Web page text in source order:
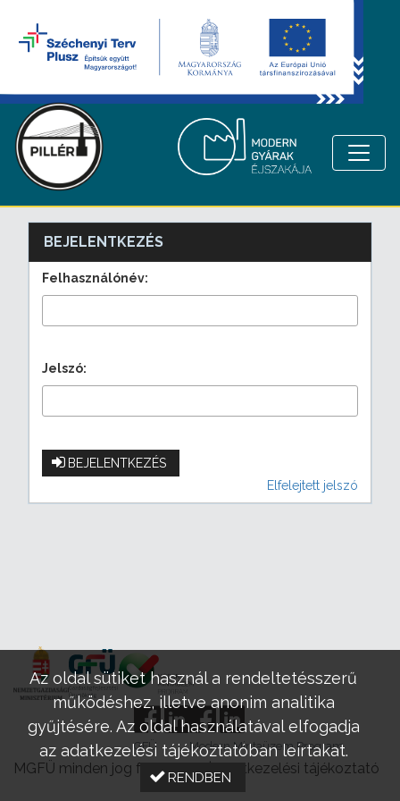
BEJELENTKEZÉS
Felhasználónév:
Jelszó:
BEJELENTKEZÉS
Elfelejtett jelszó
GFÜ Modern Mintaüzem Program
MGFÜ minden jog fenntartva |Adatkezelési tájékoztató
Az oldal sütiket használ a rendeltetésszerű
működéshez, illetve anonim analitika
gyűjtésére. Az oldal használatával elfogadja
az adatkezelési tájékoztatóban leírtakat.
RENDBEN